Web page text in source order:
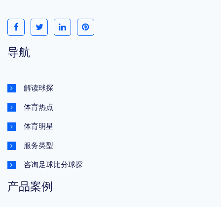
导航
解读球探
体育热点
体育明星
服务类型
咨询足球比分球探
产品案例